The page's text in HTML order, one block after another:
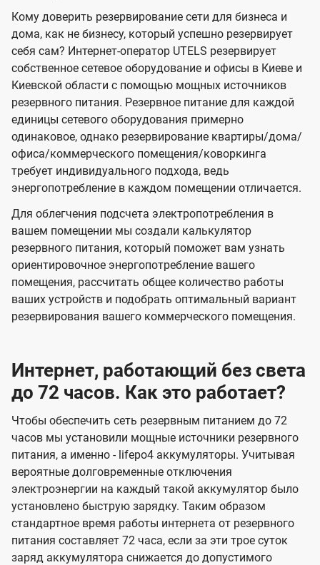
Кому доверить резервирование сети для бизнеса и
дома, как не бизнесу, который успешно резервирует
себя сам? Интернет-оператор UTELS резервирует
собственное сетевое оборудование и офисы в Киеве и
Киевской области с помощью мощных источников
резервного питания. Резервное питание для каждой
единицы сетевого оборудования примерно
одинаковое, однако резервирование квартиры/дома/
офиса/коммерческого помещения/коворкинга
требует индивидуального подхода, ведь
энергопотребление в каждом помещении отличается.
Для облегчения подсчета электропотребления в
вашем помещении мы создали калькулятор
резервного питания, который поможет вам узнать
ориентировочное энергопотребление вашего
помещения, рассчитать общее количество работы
ваших устройств и подобрать оптимальный вариант
резервирования вашего коммерческого помещения.
Интернет, работающий без света
до 72 часов. Как это работает?
Чтобы обеспечить сеть резервным питанием до 72
часов мы установили мощные источники резервного
питания, а именно - lifepo4 аккумуляторы. Учитывая
вероятные долговременные отключения
электроэнергии на каждый такой аккумулятор было
установлено быструю зарядку. Таким образом
стандартное время работы интернета от резервного
питания составляет 72 часа, если за эти трое суток
заряд аккумулятора снижается до допустимого